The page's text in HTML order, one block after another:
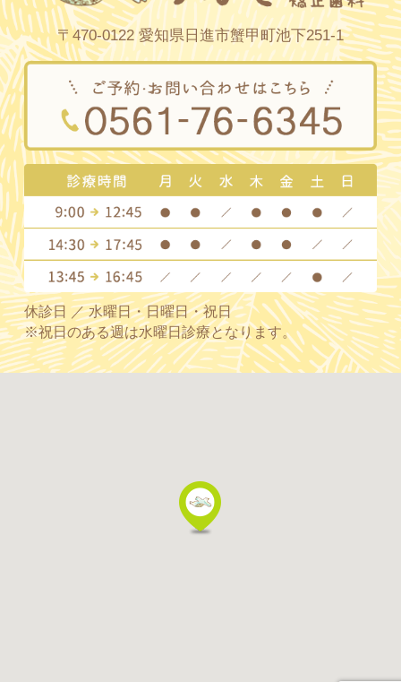
〒470-0122 愛知県日進市蟹甲町池下251-1
休診日 ／ 水曜日・日曜日・祝日
※祝日のある週は水曜日診療となります。